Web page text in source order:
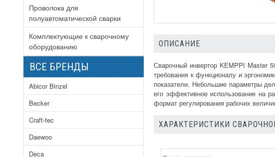
Проволока для
полуавтоматической сварки
Комплектующие к сварочному
оборудованию
ВСЕ БРЕНДЫ
Abicor Binzel
Becker
Craft-tec
Daewoo
Deca
ОПИСАНИЕ
Сварочный инвертор KEMPPI Master
требования к функционалу и
показатели. Небольшие параметры
его эффективное использование на
формат регулирования рабочих
ХАРАКТЕРИСТИКИ